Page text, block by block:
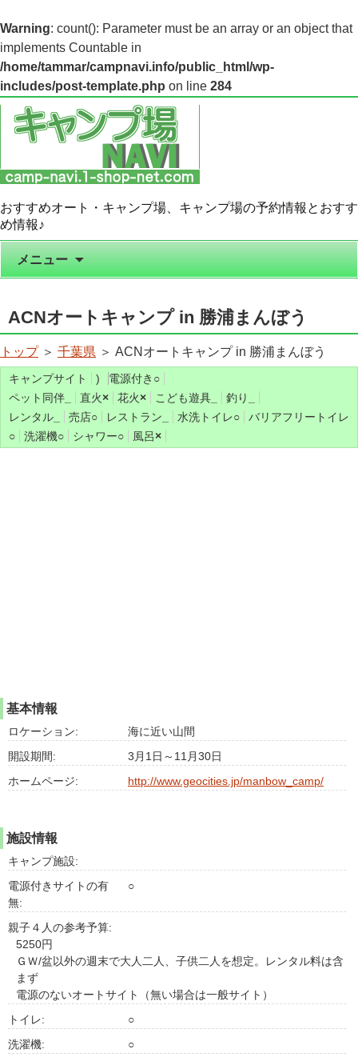
Warning: count(): Parameter must be an array or an object that
implements Countable in
/home/tammar/campnavi.info/public_html/wp-
includes/post-template.php on line 284
おすすめオート・キャンプ場、キャンプ場の予約情報とおすす
め情報♪
メニュー
ACNオートキャンプ in 勝浦まんぼう
トップ＞ 千葉県 ＞ ACNオートキャンプ in 勝浦まんぼう
キャンプサイト ) 電源付き ○
ペット同伴
直火× 花火× こども遊具 釣り
レンタル
売店○ レストラン 水洗トイレ○
バリアフリートイレ
○
洗濯機○ シャワー○ 風呂×
基本情報
ロケーション:
海に近い山間
開設期間:
3月1日～11月30日
ホームページ:
http://www.geocities.jp/manbow_camp/
施設情報
キャンプ施設:
電源付きサイトの有
無:
○
親子４人の参考予算:
5250円
ＧＷ/盆以外の週末で大人二人、子供二人を想定。レンタル料は含
まず
電源のないオートサイト（無い場合は一般サイト）
トイレ:
○
洗濯機:
○